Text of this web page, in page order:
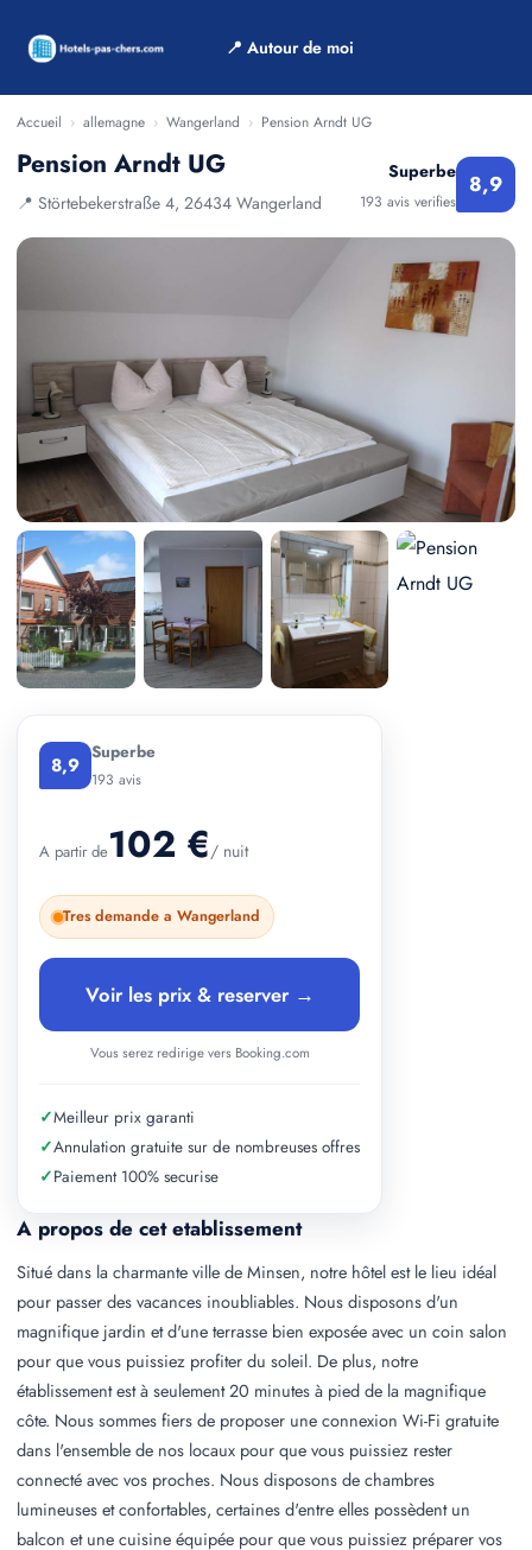
📍 Autour de moi
Accueil › allemagne › Wangerland › Pension Arndt UG
Pension Arndt UG
📍 Störtebekerstraße 4, 26434 Wangerland
Superbe
193 avis verifies
8,9
A propos de cet etablissement
Situé dans la charmante ville de Minsen, notre hôtel est le lieu idéal
pour passer des vacances inoubliables. Nous disposons d'un
magnifique jardin et d'une terrasse bien exposée avec un coin salon
pour que vous puissiez profiter du soleil. De plus, notre
établissement est à seulement 20 minutes à pied de la magnifique
côte. Nous sommes fiers de proposer une connexion Wi-Fi gratuite
dans l'ensemble de nos locaux pour que vous puissiez rester
connecté avec vos proches. Nous disposons de chambres
lumineuses et confortables, certaines d'entre elles possèdent un
balcon et une cuisine équipée pour que vous puissiez préparer vos
8,9 Superbe
193 avis
A partir de102 €/ nuit
Tres demande a Wangerland
Voir les prix & reserver →
Vous serez redirige vers Booking.com
✓Meilleur prix garanti
✓Annulation gratuite sur de nombreuses offres
✓Paiement 100% securise